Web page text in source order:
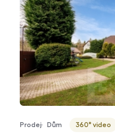
Typ nabídky
Prodej
Typ nemovitosti
Dům
Virtuální prohlídka
360° video